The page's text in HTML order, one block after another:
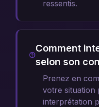
ressentis.
Comment
selon son
Prenez en
votre situation
interprétation